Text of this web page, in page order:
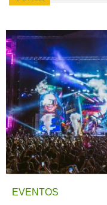
EVENTOS